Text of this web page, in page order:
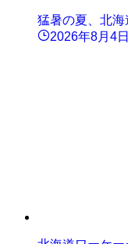
猛暑の夏、北海
2026年8月4日